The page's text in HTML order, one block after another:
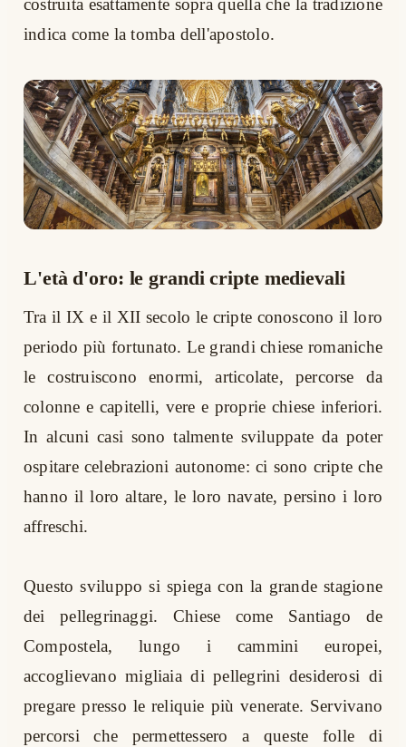
costruita esattamente sopra quella che la tradizione
indica come la tomba dell'apostolo.
L'età d'oro: le grandi cripte medievali
Tra il IX e il XII secolo le cripte conoscono il loro
periodo più fortunato. Le grandi chiese romaniche
le costruiscono enormi, articolate, percorse da
colonne e capitelli, vere e proprie chiese inferiori.
In alcuni casi sono talmente sviluppate da poter
ospitare celebrazioni autonome: ci sono cripte che
hanno il loro altare, le loro navate, persino i loro
affreschi.
Questo sviluppo si spiega con la grande stagione
dei pellegrinaggi. Chiese come Santiago de
Compostela, lungo i cammini europei,
accoglievano migliaia di pellegrini desiderosi di
pregare presso le reliquie più venerate. Servivano
percorsi che permettessero a queste folle di